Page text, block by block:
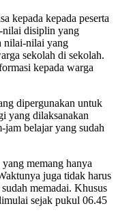
kepada kepada peserta
nilai disiplin yang
nilai-nilai yang
sekolah di sekolah.
kepada warga
dipergunakan untuk
yang dilaksanakan
jam belajar yang sudah
memang hanya
juga tidak harus
memadai. Khusus
sejak pukul 06.45